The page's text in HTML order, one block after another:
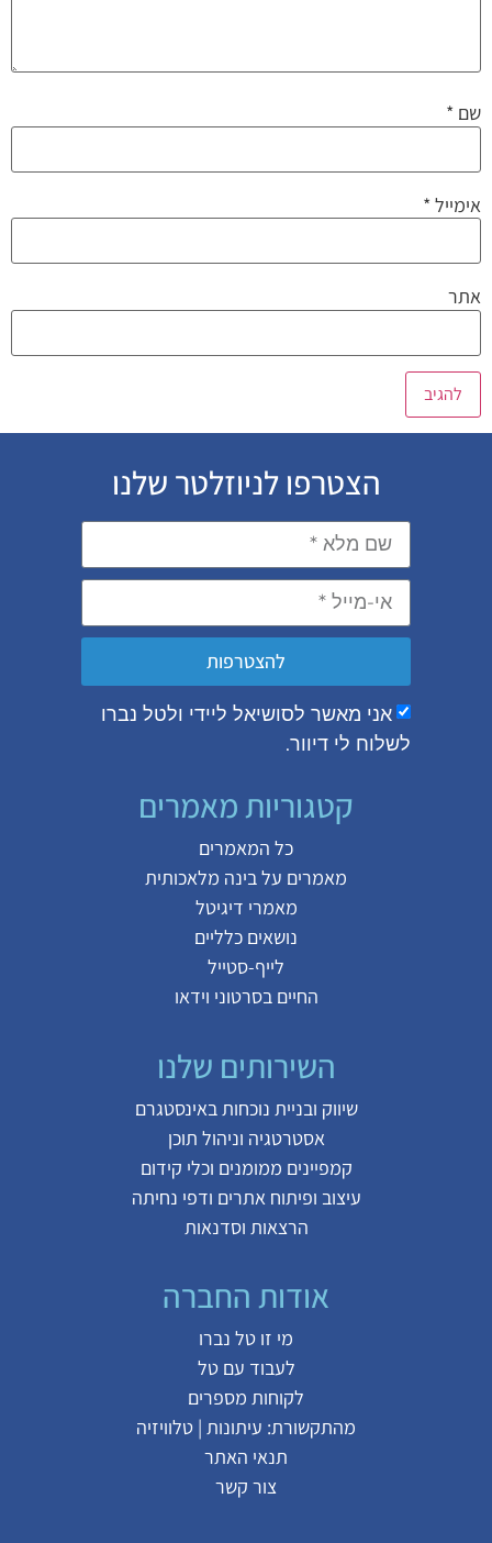
שם *
אימייל*
אתר
הצטרפו לניוזלטר שלנו
אני מאשר לסושיאל ליידי ולטל נברו
לשלוח לי דיוור.
להצטרפות
קטגוריות מאמרים
כל המאמרים
מאמרים עלבינה מלאכותית
מאמרי דיגיטל
נושאים כלליים
לייף-סטייל
החיים בסרטוני וידאו
השירותים שלנו
שיווק ובניית נוכחות באינסטגרם
אסטרטגיה וניהול תוכן
קמפיינים ממומנים וכלי קידום
עיצוב ופיתוח אתרים ודפי נחיתה
הרצאות וסדנאות
אודות החברה
מי זו טל נברו
לעבוד עם טל
לקוחות מספרים
מהתקשורת: עיתונות | טלוויזיה
תנאי האתר
צור קשר